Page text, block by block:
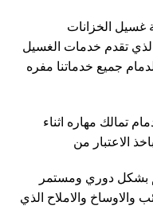
الخزانات
تقدم خدمات الغسيل
جميع خدماتنا مفره
تمالك مهاره اثناء
الاعتبار من
بشكل دوري ومستمر
والاوساخ والاملاح الذي